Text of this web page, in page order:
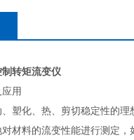
转矩流变仪
用
塑化、热、剪切稳定性的
材料的流变性能进行测定